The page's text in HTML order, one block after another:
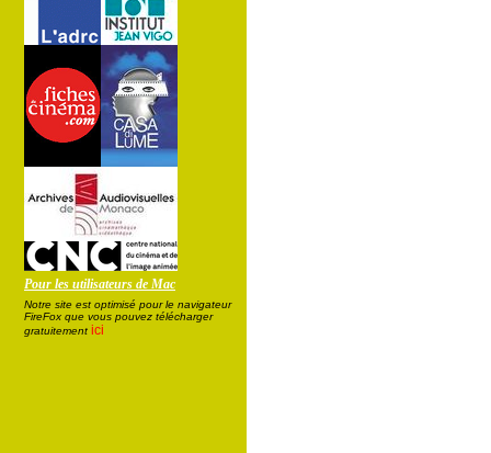
Pour les utilisateurs de Mac
Notre site est optimisé pour le navigateur
FireFox que vous pouvez télécharger
gratuitement ici